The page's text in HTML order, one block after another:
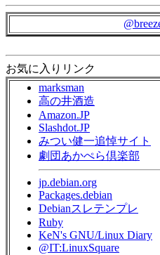
お気に入りリンク
marksman
高の井酒造
Amazon.JP
Slashdot.JP
みつい健一追悼サイト
劇団あかぺら倶楽部
jp.debian.org
Packages.debian
Debianスレテンプレ
Ruby
KeN's GNU/Linux Diary
@IT:LinuxSquare